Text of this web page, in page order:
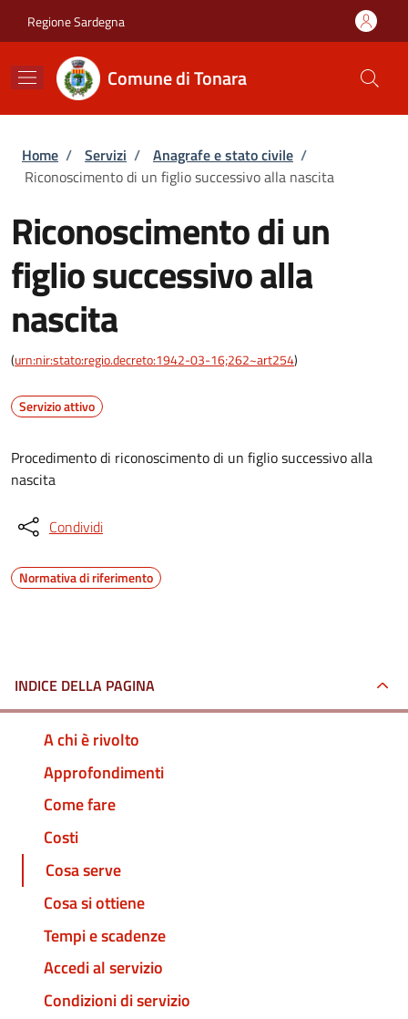
Regione Sardegna
Comune di Tonara
Briciole di pane
Home / Servizi / Anagrafe e stato civile /
Riconoscimento di un figlio successivo alla nascita
Riconoscimento di un
figlio successivo alla
nascita
(urn:nir:stato:regio.decreto:1942-03-16;262~art254)
Servizio attivo
Procedimento di riconoscimento di un figlio successivo alla
nascita
Condividi
Normativa di riferimento
INDICE DELLA PAGINA
A chi è rivolto
Approfondimenti
Come fare
Costi
Cosa serve
Cosa si ottiene
Tempi e scadenze
Accedi al servizio
Condizioni di servizio